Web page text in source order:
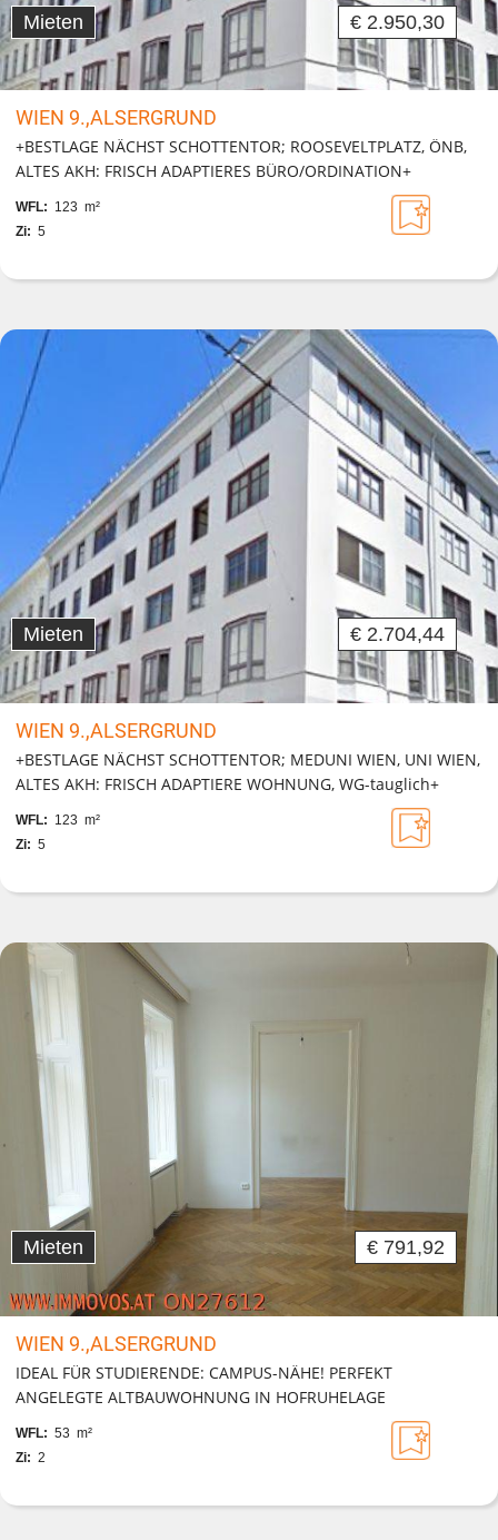
Mieten € 2.950,30
WIEN 9.,ALSERGRUND
+BESTLAGE NÄCHST SCHOTTENTOR; ROOSEVELTPLATZ, ÖNB,
ALTES AKH: FRISCH ADAPTIERES BÜRO/ORDINATION+
WFL: 123 m²
Zi: 5
Mieten € 2.704,44
WIEN 9.,ALSERGRUND
+BESTLAGE NÄCHST SCHOTTENTOR; MEDUNI WIEN, UNI WIEN,
ALTES AKH: FRISCH ADAPTIERE WOHNUNG, WG-tauglich+
WFL: 123 m²
Zi: 5
Mieten € 791,92
WIEN 9.,ALSERGRUND
IDEAL FÜR STUDIERENDE: CAMPUS-NÄHE! PERFEKT
ANGELEGTE ALTBAUWOHNUNG IN HOFRUHELAGE
WFL: 53 m²
Zi: 2